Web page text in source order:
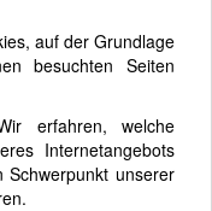
auf der Grundlage
besuchten Seiten
erfahren, welche
Internetangebots
unserer